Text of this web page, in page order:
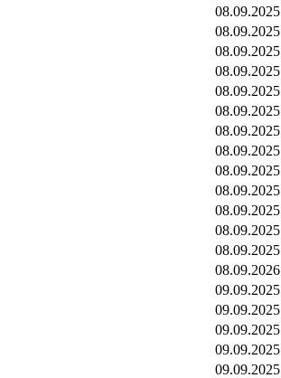
08.09.2025
08.09.2025
08.09.2025
08.09.2025
08.09.2025
08.09.2025
08.09.2025
08.09.2025
08.09.2025
08.09.2025
08.09.2025
08.09.2025
08.09.2025
08.09.2026
09.09.2025
09.09.2025
09.09.2025
09.09.2025
09.09.2025